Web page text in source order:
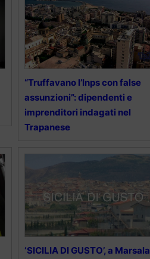
“Truffavano l’Inps con false
assunzioni”: dipendenti e
imprenditori indagati nel
Trapanese
‘SICILIA DI GUSTO’, a Marsala